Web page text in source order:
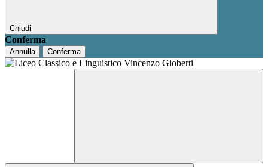
Chiudi
Conferma
Annulla Conferma